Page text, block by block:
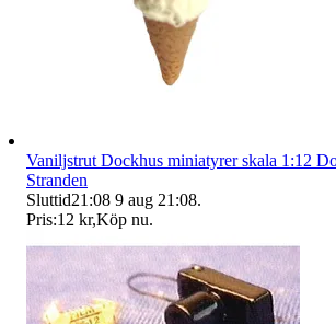
Vaniljstrut Dockhus miniatyrer skala 1:12
Stranden
Sluttid21:08 9 aug 21:08.
Pris:12 kr,Köp nu.